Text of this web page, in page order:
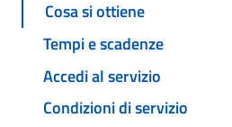
Cosa si ottiene
Tempi e scadenze
Accedi al servizio
Condizioni di servizio